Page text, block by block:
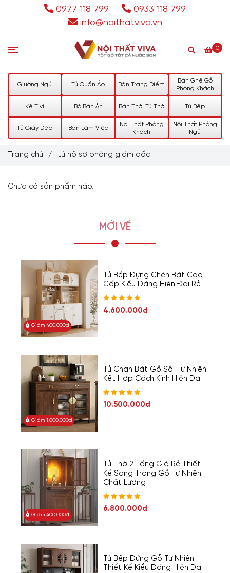
0977 118 799
0933 118 799
info@noithatviva.vn
0
Giường Ngủ Tủ Quần Áo Bàn Trang Điểm
Bàn Ghế Gỗ
Phòng Khách
Kệ Tivi Bộ Bàn Ăn Bàn Thờ, Tủ Thờ Tủ Bếp
Tủ Giày Dép Bàn Làm Việc
Nội Thất Phòng
Khách
Nội Thất Phòng
Ngủ
Trang chủ / tủ hồ sơ phòng giám đốc
Chưa có sản phẩm nào.
MỚI VỀ
Giảm 400.000đ
Tủ Bếp Đựng Chén Bát Cao
Cấp Kiểu Dáng Hiện Đại Rẻ
4.600.000đ
Giảm 1.000.000đ
Tủ Chạn Bát Gỗ Sồi Tự Nhiên
Kết Hợp Cách Kính Hiện Đại
10.500.000đ
Giảm 400.000đ
Tủ Thờ 2 Tầng Giá Rẻ Thiết
Kế Sang Trọng Gỗ Tự Nhiên
Chất Lượng
6.800.000đ
Tủ Bếp Đứng Gỗ Tự Nhiên
Thiết Kế Kiểu Dáng Hiện Đại